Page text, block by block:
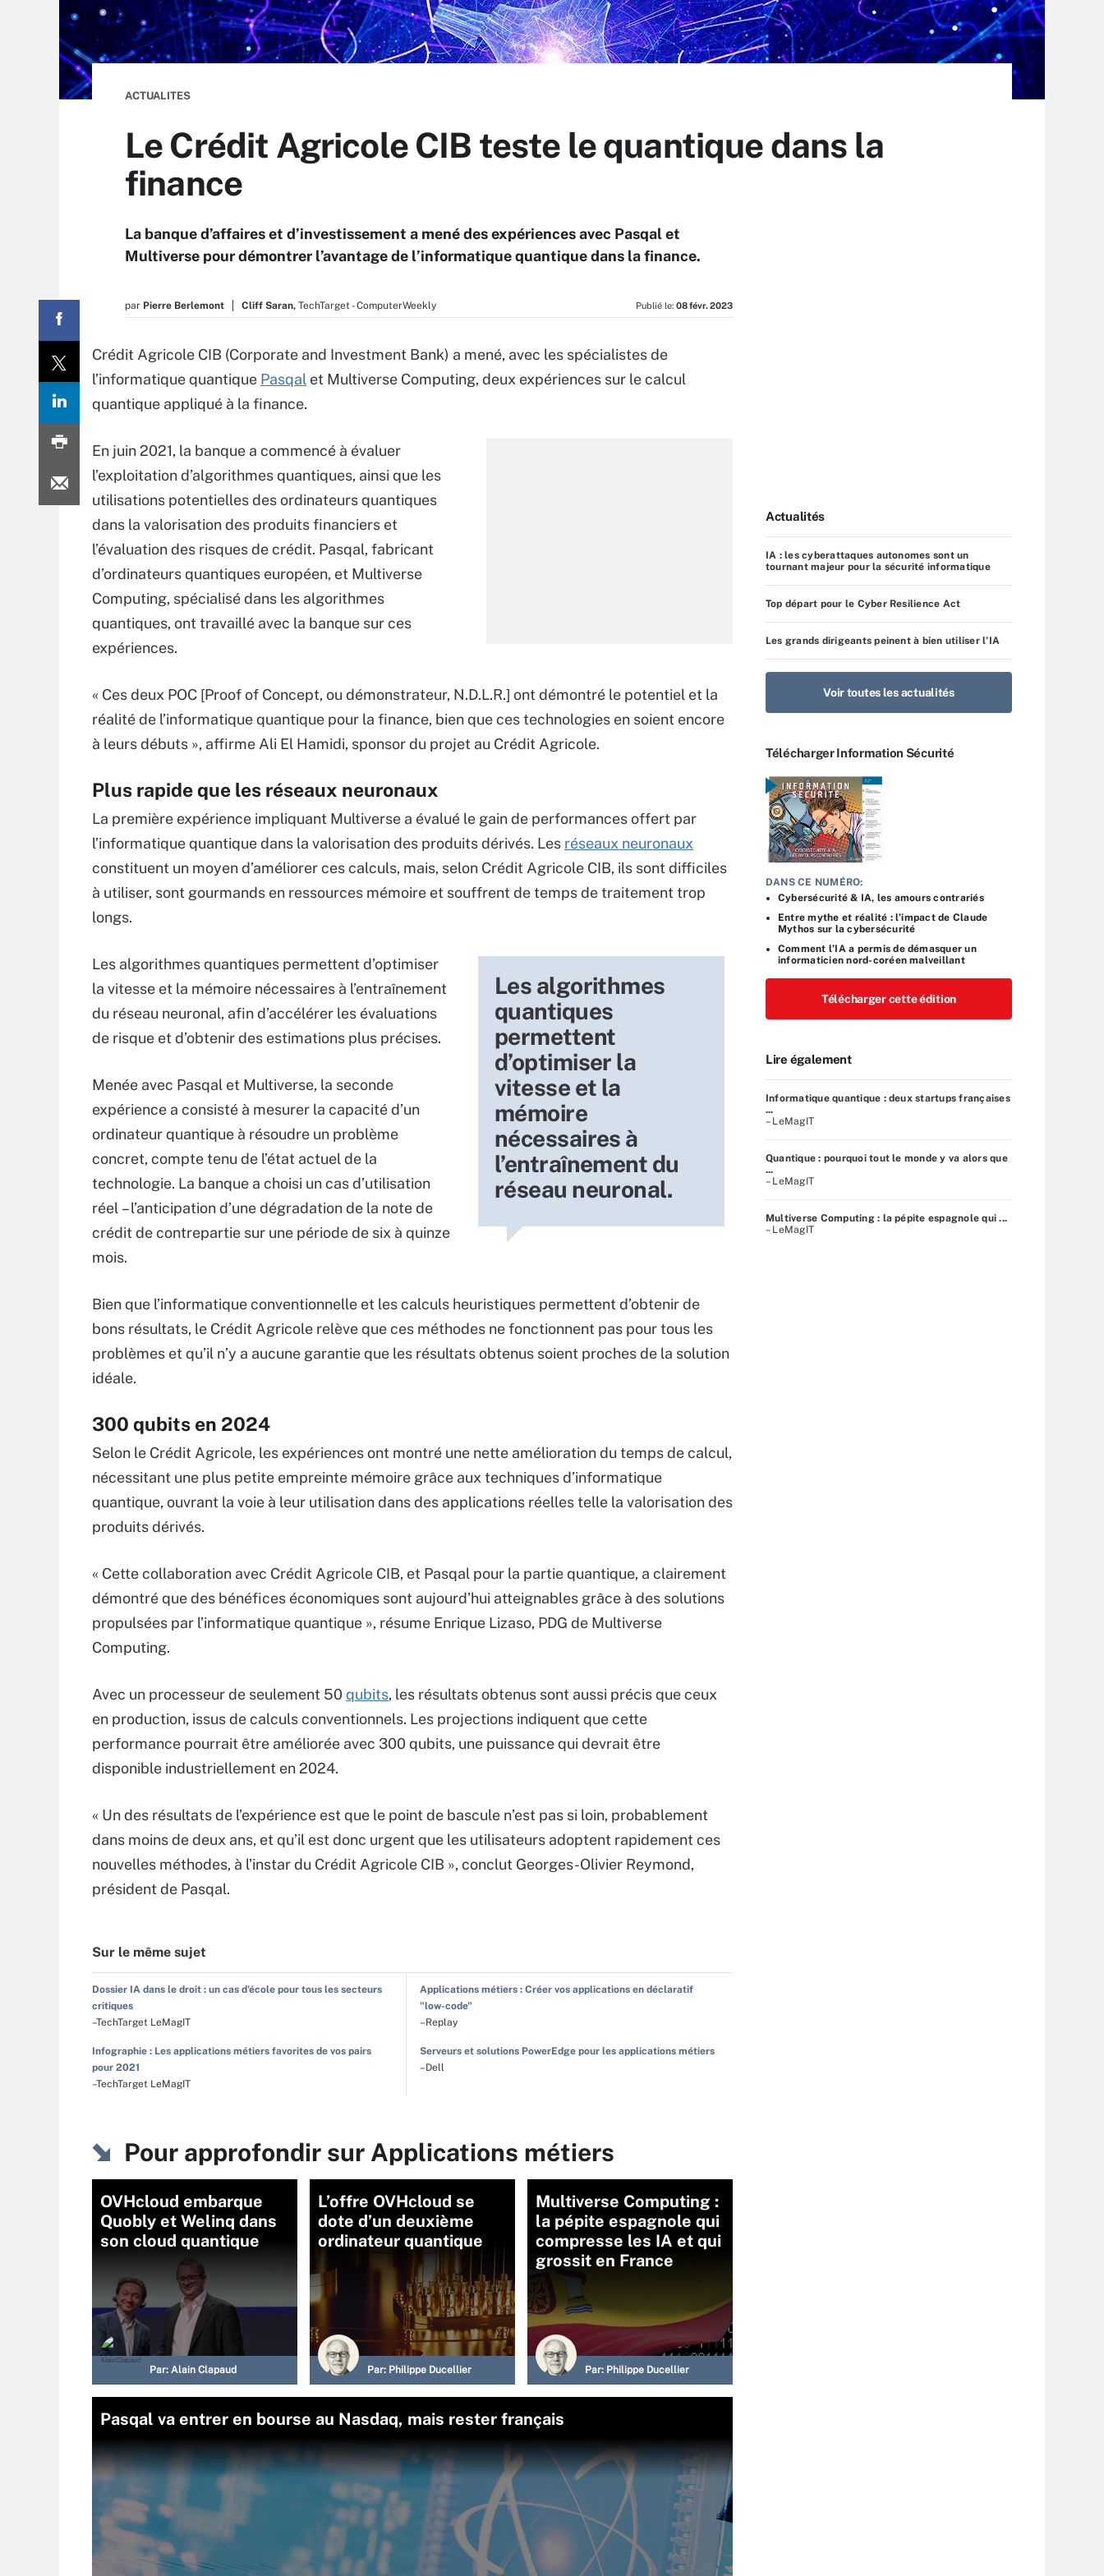
ACTUALITES
Le Crédit Agricole CIB teste le quantique dans la
finance
La banque d’affaires et d’investissement a mené des expériences avec Pasqal et
Multiverse pour démontrer l’avantage de l’informatique quantique dans la finance.
par Pierre Berlemont Cliff Saran, TechTarget - ComputerWeekly Publié le: 08 févr. 2023
Crédit Agricole CIB (Corporate and Investment Bank) a mené, avec les spécialistes de
l’informatique quantique Pasqal et Multiverse Computing, deux expériences sur le calcul
quantique appliqué à la finance.
En juin 2021, la banque a commencé à évaluer
l’exploitation d’algorithmes quantiques, ainsi que les
utilisations potentielles des ordinateurs quantiques
dans la valorisation des produits financiers et
l’évaluation des risques de crédit. Pasqal, fabricant
d’ordinateurs quantiques européen, et Multiverse
Computing, spécialisé dans les algorithmes
quantiques, ont travaillé avec la banque sur ces
expériences.
« Ces deux POC [Proof of Concept, ou démonstrateur, N.D.L.R.] ont démontré le potentiel et la
réalité de l’informatique quantique pour la finance, bien que ces technologies en soient encore
à leurs débuts », affirme Ali El Hamidi, sponsor du projet au Crédit Agricole.
Plus rapide que les réseaux neuronaux
La première expérience impliquant Multiverse a évalué le gain de performances offert par
l’informatique quantique dans la valorisation des produits dérivés. Les réseaux neuronaux
constituent un moyen d’améliorer ces calculs, mais, selon Crédit Agricole CIB, ils sont difficiles
à utiliser, sont gourmands en ressources mémoire et souffrent de temps de traitement trop
longs.
Les algorithmes
quantiques
permettent
d’optimiser la
vitesse et la
mémoire
nécessaires à
l’entraînement du
réseau neuronal.
Les algorithmes quantiques permettent d’optimiser
la vitesse et la mémoire nécessaires à l’entraînement
du réseau neuronal, afin d’accélérer les évaluations
de risque et d’obtenir des estimations plus précises.
Menée avec Pasqal et Multiverse, la seconde
expérience a consisté à mesurer la capacité d’un
ordinateur quantique à résoudre un problème
concret, compte tenu de l’état actuel de la
technologie. La banque a choisi un cas d’utilisation
réel – l’anticipation d’une dégradation de la note de
crédit de contrepartie sur une période de six à quinze
mois.
Bien que l’informatique conventionnelle et les calculs heuristiques permettent d’obtenir de
bons résultats, le Crédit Agricole relève que ces méthodes ne fonctionnent pas pour tous les
problèmes et qu’il n’y a aucune garantie que les résultats obtenus soient proches de la solution
idéale.
300 qubits en 2024
Selon le Crédit Agricole, les expériences ont montré une nette amélioration du temps de calcul,
nécessitant une plus petite empreinte mémoire grâce aux techniques d’informatique
quantique, ouvrant la voie à leur utilisation dans des applications réelles telle la valorisation des
produits dérivés.
« Cette collaboration avec Crédit Agricole CIB, et Pasqal pour la partie quantique, a clairement
démontré que des bénéfices économiques sont aujourd’hui atteignables grâce à des solutions
propulsées par l’informatique quantique », résume Enrique Lizaso, PDG de Multiverse
Computing.
Avec un processeur de seulement 50qubits, les résultats obtenus sont aussi précis que ceux
en production, issus de calculs conventionnels. Les projections indiquent que cette
performance pourrait être améliorée avec 300 qubits, une puissance qui devrait être
disponible industriellement en 2024.
« Un des résultats de l’expérience est que le point de bascule n’est pas si loin, probablement
dans moins de deux ans, et qu’il est donc urgent que les utilisateurs adoptent rapidement ces
nouvelles méthodes, à l’instar du Crédit Agricole CIB », conclut Georges-Olivier Reymond,
président de Pasqal.
Sur le même sujet
Dossier IA dans le droit : un cas d'école pour tous les secteurs
critiques
–TechTarget LeMagIT
Applications métiers : Créer vos applications en déclaratif
"low-code"
–Replay
Infographie : Les applications métiers favorites de vos pairs
pour 2021
–TechTarget LeMagIT
Serveurs et solutions PowerEdge pour les applications métiers
–Dell
Pour approfondir sur Applications métiers
OVHcloud embarque
Quobly et Welinq dans
son cloud quantique
Par: Alain Clapaud
L’offre OVHcloud se
dote d’un deuxième
ordinateur quantique
Par: Philippe Ducellier
Multiverse Computing :
la pépite espagnole qui
compresse les IA et qui
grossit en France
Par: Philippe Ducellier
Pasqal va entrer en bourse au Nasdaq, mais rester français
Actualités
IA : les cyberattaques autonomes sont un
tournant majeur pour la sécurité informatique
Top départ pour le Cyber Resilience Act
Les grands dirigeants peinent à bien utiliser l’IA
Voir toutes les actualités
Télécharger Information Sécurité
DANS CE NUMÉRO:
Cybersécurité & IA, les amours contrariés
Entre mythe et réalité : l’impact de Claude
Mythos sur la cybersécurité
Comment l’IA a permis de démasquer un
informaticien nord-coréen malveillant
Télécharger cette édition
Lire également
Informatique quantique : deux startups françaises
...
– LeMagIT
Quantique : pourquoi tout le monde y va alors que
...
– LeMagIT
Multiverse Computing : la pépite espagnole qui ...
– LeMagIT